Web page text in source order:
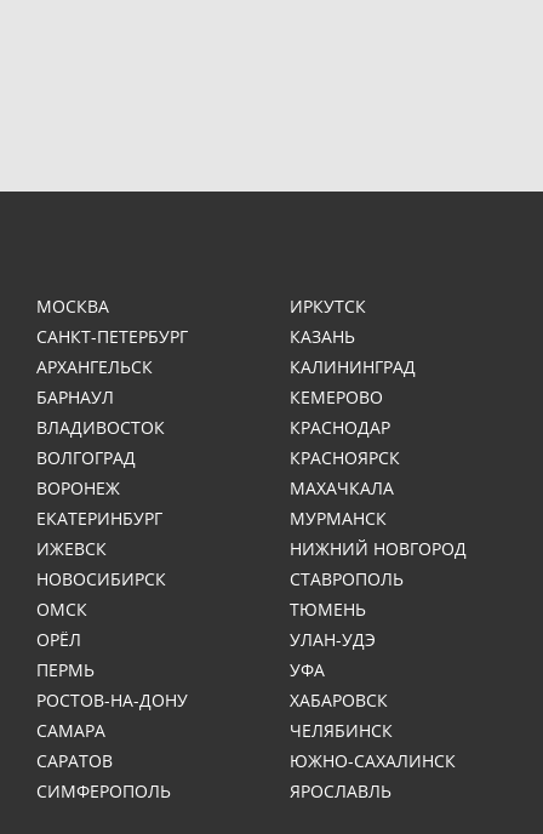
МОСКВА
САНКТ-ПЕТЕРБУРГ
АРХАНГЕЛЬСК
БАРНАУЛ
ВЛАДИВОСТОК
ВОЛГОГРАД
ВОРОНЕЖ
ЕКАТЕРИНБУРГ
ИЖЕВСК
ИРКУТСК
КАЗАНЬ
КАЛИНИНГРАД
КЕМЕРОВО
КРАСНОДАР
КРАСНОЯРСК
МАХАЧКАЛА
МУРМАНСК
НИЖНИЙ НОВГОРОД
НОВОСИБИРСК
ОМСК
ОРЁЛ
ПЕРМЬ
РОСТОВ-НА-ДОНУ
САМАРА
САРАТОВ
СИМФЕРОПОЛЬ
СТАВРОПОЛЬ
ТЮМЕНЬ
УЛАН-УДЭ
УФА
ХАБАРОВСК
ЧЕЛЯБИНСК
ЮЖНО-САХАЛИНСК
ЯРОСЛАВЛЬ